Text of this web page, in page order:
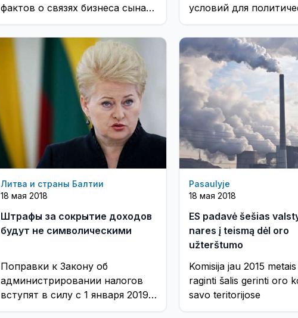
фактов о связях бизнеса сына
консерватора Андрюса
Кубилюса в Белоруссии
условий для
урегулирования
арабской республике
Литва и страны Балтии
18 мая 2018
Штрафы за сокрытие доходов
будут не символическими
Поправки к Закону об
администрировании налогов
вступят в силу с 1 января 2019
года.
Pasaulyje
18 мая 2018
ES padavė šešias
nares į teismą dėl oro
užterštumo
Komisija jau 2015
raginti šalis gerinti oro
savo teritorijose